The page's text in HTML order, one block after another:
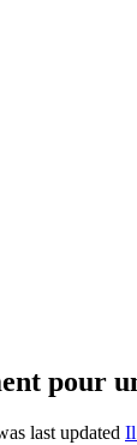
pour
last updated Il